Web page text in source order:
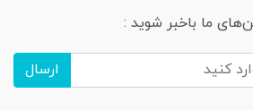
ما باخبر شوید :
ارسال